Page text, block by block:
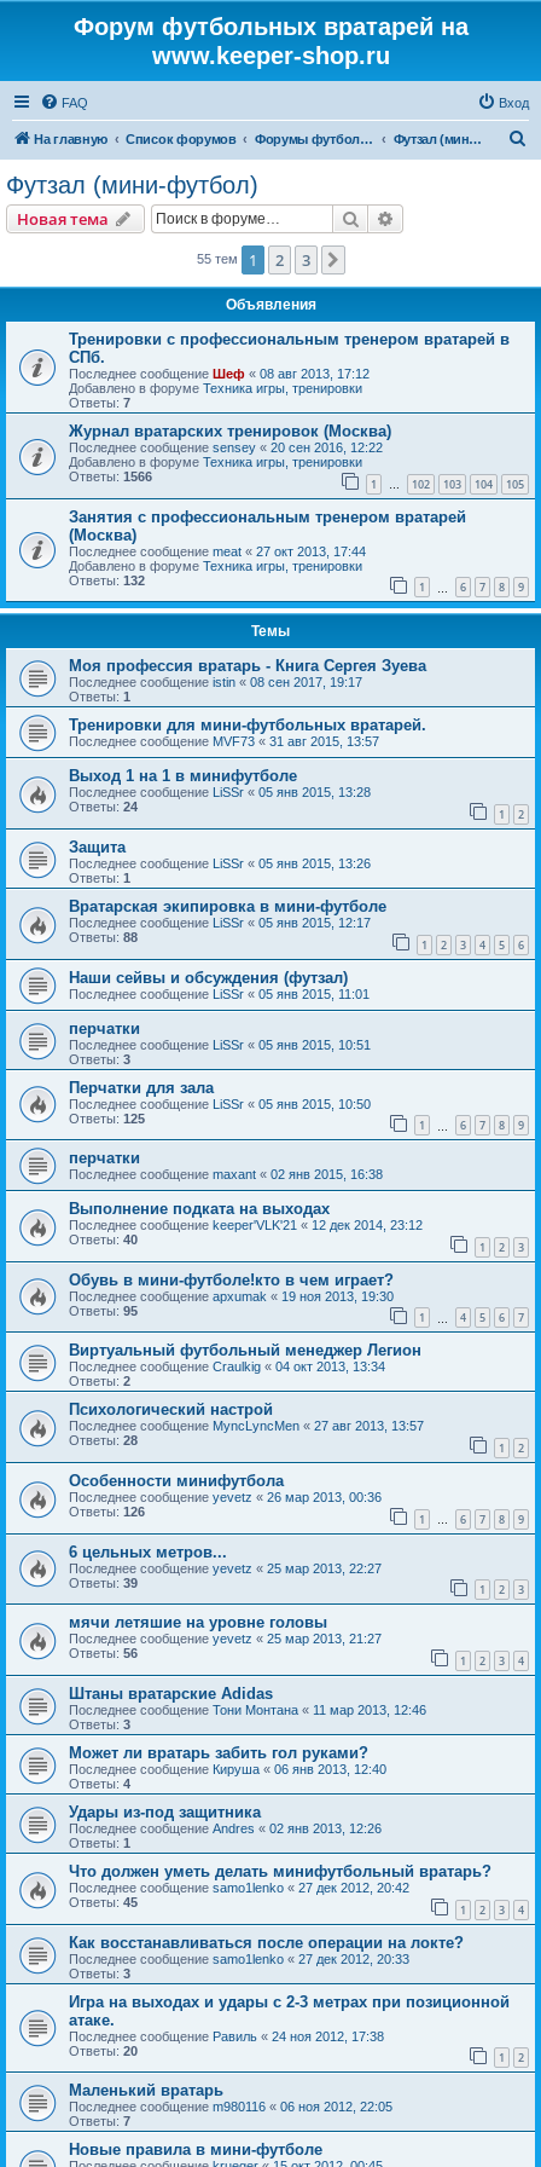
Форум футбольных вратарей на
www.keeper-shop.ru
FAQ Вход
На главную Список форумов Форумы футбольных вратарей Футзал (мини-футбол)
Футзал (мини-футбол)
Новая тема Поиск
55 тем 1 2 3
Объявления
Тренировки с профессиональным тренером вратарей в
СПб.
Последнее сообщение Шеф « 08 авг 2013, 17:12
Добавлено в форуме Техника игры, тренировки
Ответы: 7
Журнал вратарских тренировок (Москва)
Последнее сообщение sensey « 20 сен 2016, 12:22
Добавлено в форуме Техника игры, тренировки
Ответы: 1566 1 … 102 103 104 105
Занятия с профессиональным тренером вратарей
(Москва)
Последнее сообщение meat « 27 окт 2013, 17:44
Добавлено в форуме Техника игры, тренировки
Ответы: 132 1 6 7 8 9
Темы
Моя профессия вратарь - Книга Сергея Зуева
Последнее сообщение istin « 08 сен 2017, 19:17
Ответы: 1
Тренировки для мини-футбольных вратарей.
Последнее сообщение MVF73 « 31 авг 2015, 13:57
Выход 1 на 1 в минифутболе
Последнее сообщение LiSSr « 05 янв 2015, 13:28
Ответы: 24 1 2
Защита
Последнее сообщение LiSSr « 05 янв 2015, 13:26
Ответы: 1
Вратарская экипировка в мини-футболе
Последнее сообщение LiSSr « 05 янв 2015, 12:17
Ответы: 88 1 2 3 4 5 6
Наши сейвы и обсуждения (футзал)
Последнее сообщение LiSSr « 05 янв 2015, 11:01
перчатки
Последнее сообщение LiSSr « 05 янв 2015, 10:51
Ответы: 3
Перчатки для зала
Последнее сообщение LiSSr « 05 янв 2015, 10:50
Ответы: 125 1 6 7 8 9
перчатки
Последнее сообщение maxant « 02 янв 2015, 16:38
Выполнение подката на выходах
Последнее сообщение keeper'VLK'21 « 12 дек 2014, 23:12
Ответы: 40 1 2 3
Обувь в мини-футболе!кто в чем играет?
Последнее сообщение apxumak « 19 ноя 2013, 19:30
Ответы: 95 1 4 5 6 7
Виртуальный футбольный менеджер Легион
Последнее сообщение Craulkig « 04 окт 2013, 13:34
Ответы: 2
Психологический настрой
Последнее сообщение MyncLyncMen « 27 авг 2013, 13:57
Ответы: 28 1 2
Особенности минифутбола
Последнее сообщение yevetz « 26 мар 2013, 00:36
Ответы: 126 1 … 6 7 8 9
6 цельных метров...
Последнее сообщение yevetz « 25 мар 2013, 22:27
Ответы: 39 1 2 3
мячи летяшие на уровне головы
Последнее сообщение yevetz « 25 мар 2013, 21:27
Ответы: 56 1 2 3 4
Штаны вратарские Adidas
Последнее сообщение Тони Монтана « 11 мар 2013, 12:46
Ответы: 3
Может ли вратарь забить гол руками?
Последнее сообщение Кируша « 06 янв 2013, 12:40
Ответы: 4
Удары из-под защитника
Последнее сообщение Andres « 02 янв 2013, 12:26
Ответы: 1
Что должен уметь делать минифутбольный вратарь?
Последнее сообщение samo1lenko « 27 дек 2012, 20:42
Ответы: 45 1 2 3 4
Как восстанавливаться после операции на локте?
Последнее сообщение samo1lenko « 27 дек 2012, 20:33
Ответы: 3
Игра на выходах и удары с 2-3 метрах при позиционной
атаке.
Последнее сообщение Равиль « 24 ноя 2012, 17:38
Ответы: 20 1 2
Маленький вратарь
Последнее сообщение m980116 « 06 ноя 2012, 22:05
Ответы: 7
Новые правила в мини-футболе